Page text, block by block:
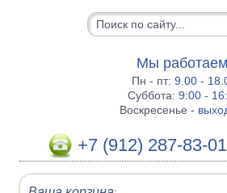
Мы
Пн - пт:9.00 -
Суббота:9:00 -
Воскресенье -
+7 (912) 287-83-01